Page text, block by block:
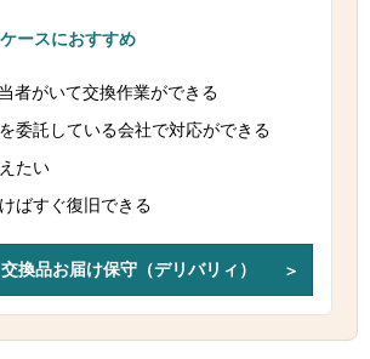
ースにおすすめ
者がいて交換作業ができる
委託している会社で対応ができる
たい
ばすぐ復旧できる
換品お届け保守（デリバリィ）